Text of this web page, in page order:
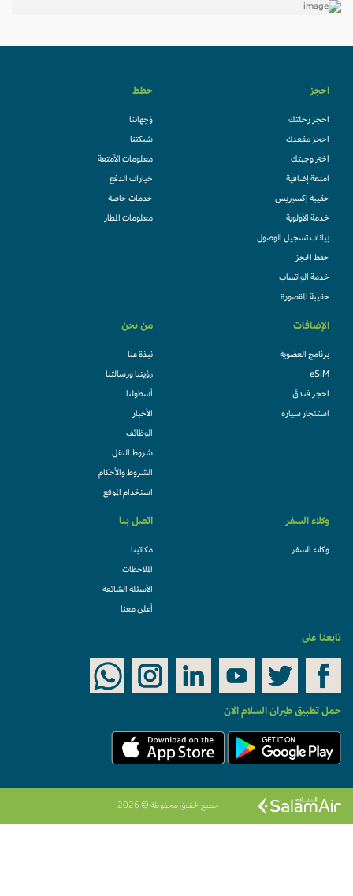
احجز
احجز رحلتك
احجز مقعدك
اختر وجبتك
امتعة إضافية
حقيبة إكسبريس
خدمة الأولوية
بيانات تسجيل الوصول
حفظ الحجز
خدمة الواتساب
حقيبة المقصورة
خطط
وُجهاتنا
شبكتنا
معلومات الأمتعة
خيارات الدفع
خدمات خاصة
معلومات المطار
الإضافات
برنامج العضوية
eSIM
احجز فندقً
استئجار سيارة
من نحن
نبذة عنا
رؤيتنا ورسالتنا
أسطولنا
الأخبار
الوظائف
شروط النقل
الشروط والأحكام
استخدام الموقع
وكلاء السفر
وكلاء السفر
اتصل بنا
مكاتبنا
الملاحظات
الأسئلة الشائعة
أعلن معنا
تابعنا على
حمل تطبيق طيران السلام الان
جميع الحقوق محفوظة © 2026